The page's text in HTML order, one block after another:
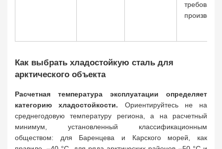
Как выбрать хладостойкую сталь для
арктического объекта
Расчетная температура эксплуатации определяет
категорию хладостойкости. Ориентируйтесь не на
среднегодовую температуру региона, а на расчетный
минимум, установленный классификационным
обществом: для Баренцева и Карского морей, как